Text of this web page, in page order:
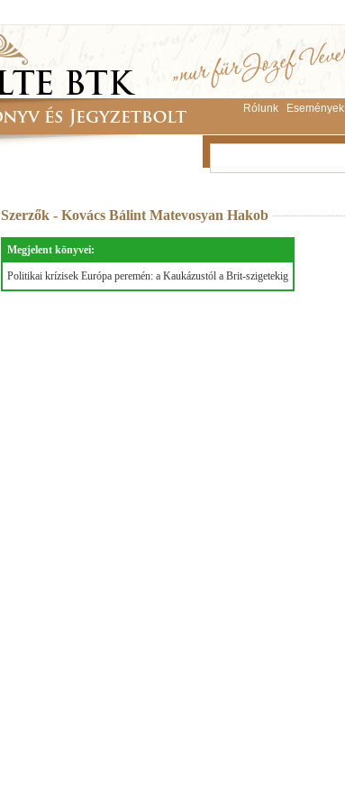
Rólunk Események
Szerzők - Kovács Bálint Matevosyan Hakob
Megjelent könyvei:
Politikai krízisek Európa peremén: a Kaukázustól a Brit-szigetekig